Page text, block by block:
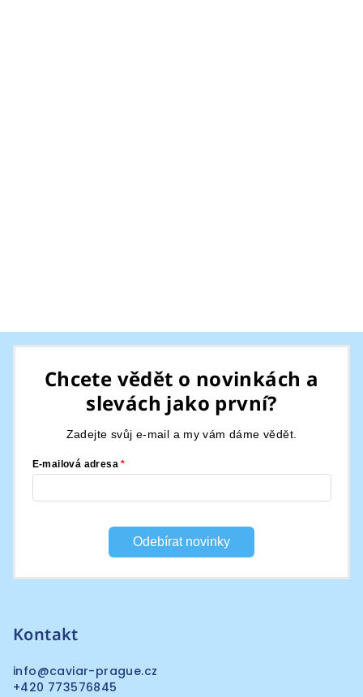
Chcete vědět o novinkách a
slevách jako první?
Zadejte svůj e-mail a my vám dáme vědět.
E-mailová adresa
Odebírat novinky
Kontakt
info@caviar-prague.cz
+420 773576845